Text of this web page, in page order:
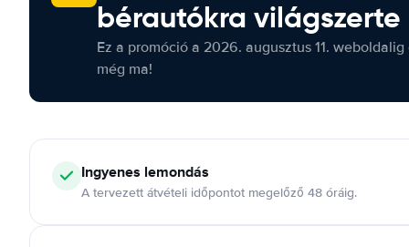
bérautókra világszerte
Ez a promóció a 2026. augusztus 11.
még ma!
Ingyenes lemondás
A tervezett átvételi időpontot megelőző 48 óráig.